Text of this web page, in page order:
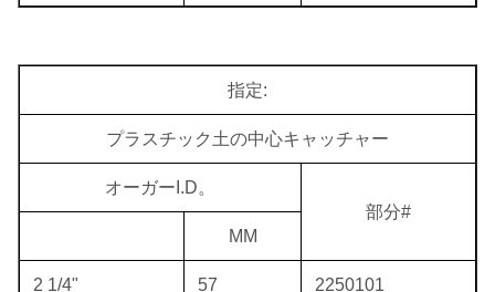
指定:
プラスチック土の中心キャッチャー
オーガーI.D。
部分#
MM
2 1/4" 57 2250101